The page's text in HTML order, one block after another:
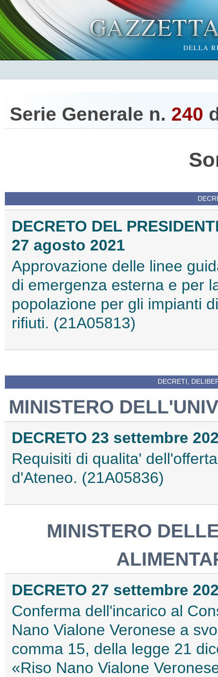
Serie Generale n. 240
DECRETO DEL
27 agosto 2021
Approvazione delle linee
di emergenza esterna e per
popolazione per gli impianti
rifiuti. (21A05813)
DECRETI,
MINISTERO
DECRETO 23 settembre
Requisiti di qualita'
d'Ateneo. (21A05836)
MINISTERO
DECRETO 27 settembre
Conferma dell'incarico al
Nano Vialone Veronese a
comma 15, della legge 21
«Riso Nano Vialone